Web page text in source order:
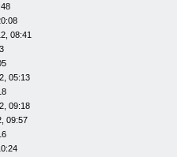
08:41
05:13
09:18
09:57